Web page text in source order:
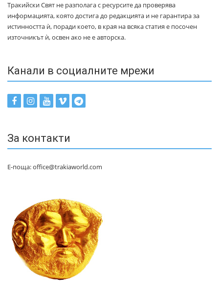
Тракийски Свят не разполага с ресурсите да проверява
информацията, която достига до редакцията и не гарантира за
истинността ѝ, поради което, в края на всяка статия е посочен
източникът ѝ, освен ако не е авторска.
Канали в социалните мрежи
За контакти
Е-поща: office@trakiaworld.com